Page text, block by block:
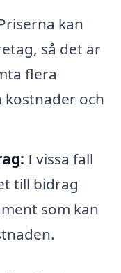
kan
så det är
flera
och
I vissa fall
till bidrag
som kan